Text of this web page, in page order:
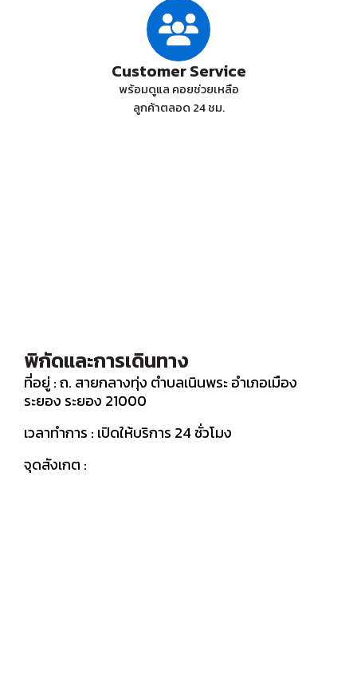
Customer Service
พร้อมดูแล คอยช่วยเหลือ
ลูกค้าตลอด 24 ชม.
พิกัดและการเดินทาง
ที่อยู่ : ถ. สายกลางทุ่ง ตำบลเนินพระ อำเภอเมือง
ระยอง ระยอง 21000
เวลาทำการ : เปิดให้บริการ 24 ชั่วโมง
จุดสังเกต :